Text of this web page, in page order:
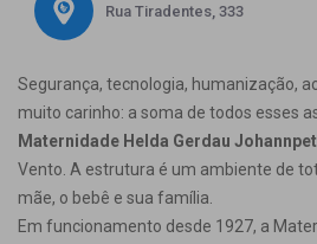
Rua Tiradentes, 333
Segurança, tecnologia, humanização,
muito carinho: a soma de todos esses
Maternidade Helda Gerdau
Vento. A estrutura é um ambiente de
mãe, o bebê e sua família.
Em funcionamento desde 1927, a